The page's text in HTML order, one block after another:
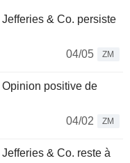
& Co. persiste
04/05
ZM
positive de
04/02
ZM
& Co. reste à